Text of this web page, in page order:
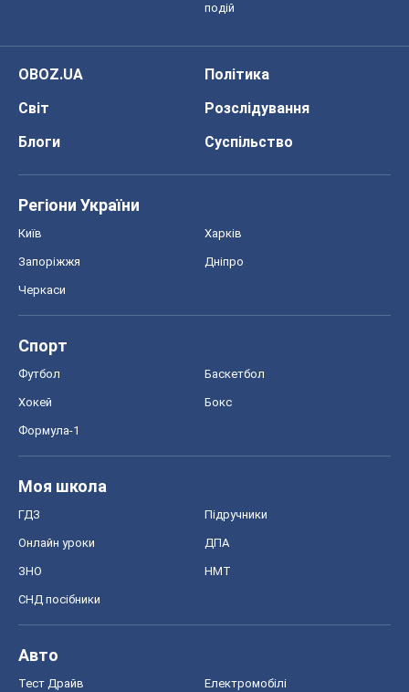
подій
OBOZ.UA
Політика
Світ
Розслідування
Блоги
Суспільство
Регіони України
Київ Харків
Запоріжжя Дніпро
Черкаси
Спорт
Футбол Баскетбол
Хокей Бокс
Формула-1
Моя школа
ГДЗ Підручники
Онлайн уроки ДПА
ЗНО НМТ
СНД посібники
Авто
Тест Драйв Електромобілі